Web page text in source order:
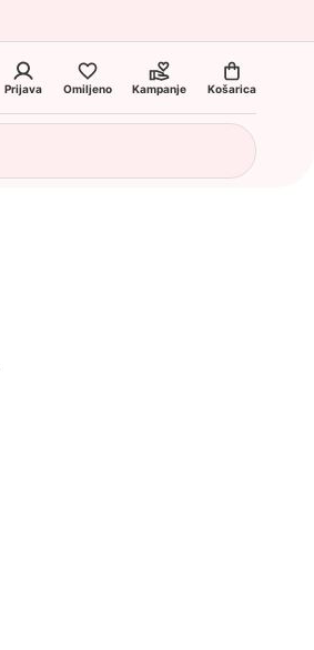
Prijava Omiljeno Kampanje Košarica